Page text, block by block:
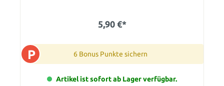
5,90 €*
P 6 Bonus Punkte sichern
Artikel ist sofort ab Lager verfügbar.